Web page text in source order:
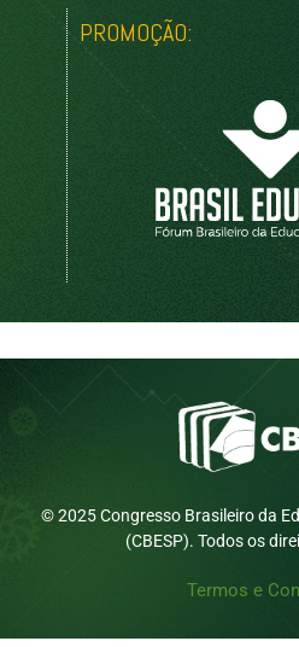
PROMOÇÃO:
© 2025 Congresso Brasileiro da
(CBESP). Todos os
Termos e